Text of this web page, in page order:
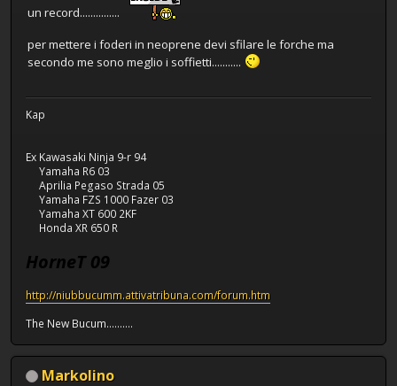
un record...............
per mettere i foderi in neoprene devi sfilare le forche ma
secondo me sono meglio i soffietti...........
Kap
Ex Kawasaki Ninja 9-r 94
Yamaha R6 03
Aprilia Pegaso Strada 05
Yamaha FZS 1000 Fazer 03
Yamaha XT 600 2KF
Honda XR 650 R
HorneT 09
http://niubbucumm.attivatribuna.com/forum.htm
The New Bucum..........
Markolino